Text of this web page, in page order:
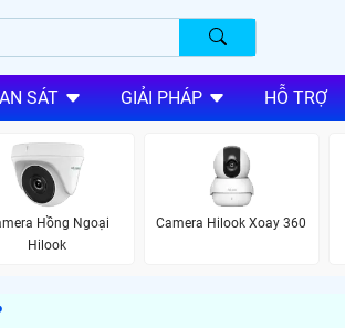
SÁT GIẢI PHÁP HỖ TRỢ
Hồng Ngoại
Hilook
Camera Hilook Xoay 360